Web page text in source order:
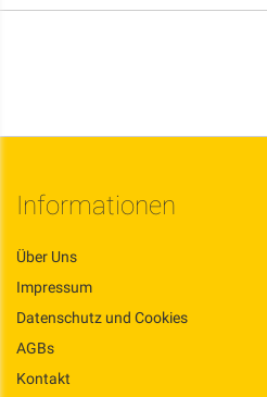
Informationen
Über Uns
Impressum
Datenschutz und Cookies
AGBs
Kontakt